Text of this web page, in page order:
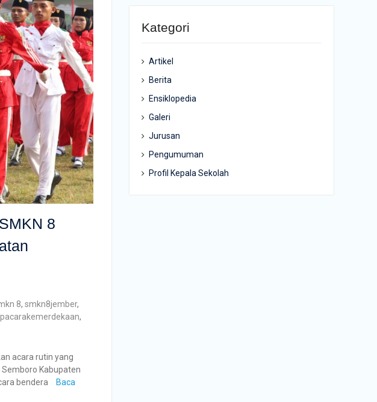
8
8, smkn8jember,
,
acara rutin yang
Kabupaten
bendera
Baca
Kategori
Artikel
Berita
Ensiklopedia
Galeri
Jurusan
Pengumuman
Profil Kepala Sekolah